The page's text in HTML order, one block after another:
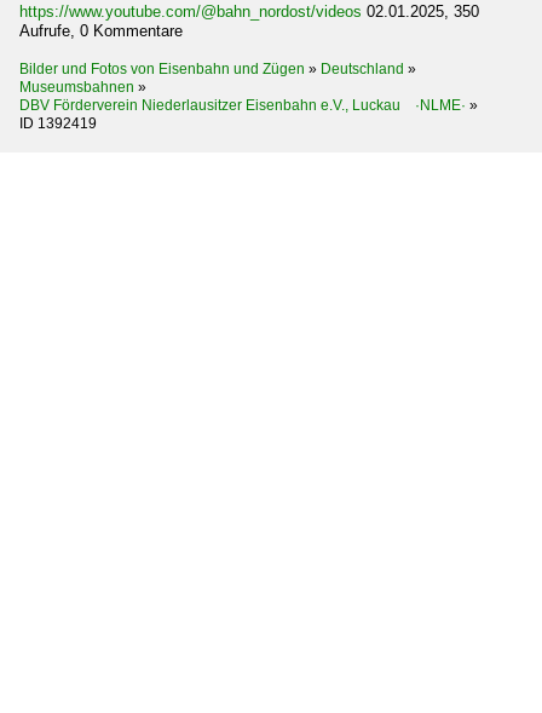
https://www.youtube.com/@bahn_nordost/videos 02.01.2025, 350
Aufrufe, 0 Kommentare
Bilder und Fotos von Eisenbahn und Zügen » Deutschland »
Museumsbahnen »
DBV Förderverein Niederlausitzer Eisenbahn e.V., Luckau ·NLME· »
ID 1392419